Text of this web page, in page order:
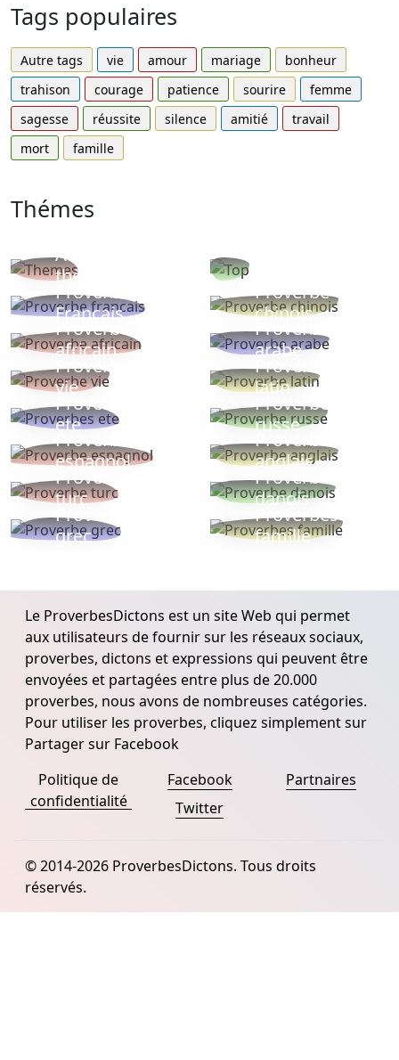
Tags populaires
Autre tags vie amour mariage
bonheur
trahison
courage patience sourire
femme
sagesse
réussite silence amitié
travail
mort
famille
Thémes
Autres
thèmes
Proverbe
Français
Proverbe
chinois
Proverbe
africain
Proverbe
arabe
Proverbe
vie
Proverbe
latin
Proverbes
ete
Proverbe
russe
Proverbe
espagnol
Proverbe
anglais
Proverbe
turc
Proverbe
danois
Proverbe
grec
Proverbes
famille
Le ProverbesDictons est un site Web qui permet
aux utilisateurs de fournir sur les réseaux sociaux,
proverbes, dictons et expressions qui peuvent être
envoyées et partagées entre plus de 20.000
proverbes, nous avons de nombreuses catégories.
Pour utiliser les proverbes, cliquez simplement sur
Partager sur Facebook
Politique de
confidentialité
Facebook
Twitter
Partnaires
© 2014-2026 ProverbesDictons. Tous droits
réservés.